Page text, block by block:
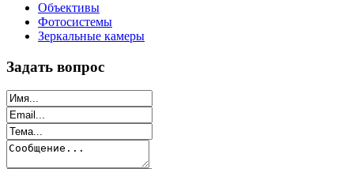
Объективы
Фотосистемы
Зеркальные камеры
Задать вопрос